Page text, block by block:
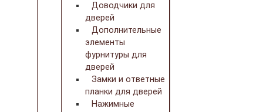
Доводчики для
дверей
Дополнительные
элементы
фурнитуры для
дверей
Замки и ответные
планки для дверей
Нажимные